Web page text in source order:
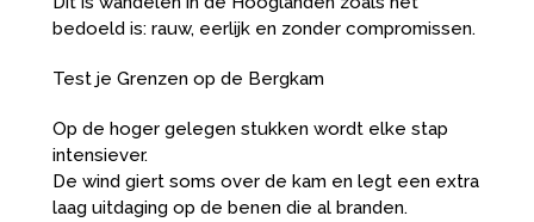
bedoeld is: rauw, eerlijk en zonder compromissen.
Test je Grenzen op de Bergkam
Op de hoger gelegen stukken wordt elke stap
intensiever.
De wind giert soms over de kam en legt een extra
laag uitdaging op de benen die al branden.